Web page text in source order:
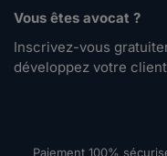
Vous êtes avocat ?
Inscrivez-vous
développez votre
Paiement 100%